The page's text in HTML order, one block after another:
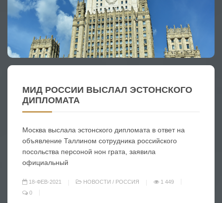
МИД РОССИИ ВЫСЛАЛ ЭСТОНСКОГО
ДИПЛОМАТА
Москва выслала эстонского дипломата в ответ на
объявление Таллином сотрудника российского
посольства персоной нон грата, заявила
официальный
18-ФЕВ-2021 НОВОСТИ / РОССИЯ
1 449
0